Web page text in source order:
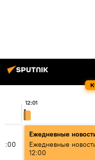
12:01
Ежедневные
Ежедневные
12:00